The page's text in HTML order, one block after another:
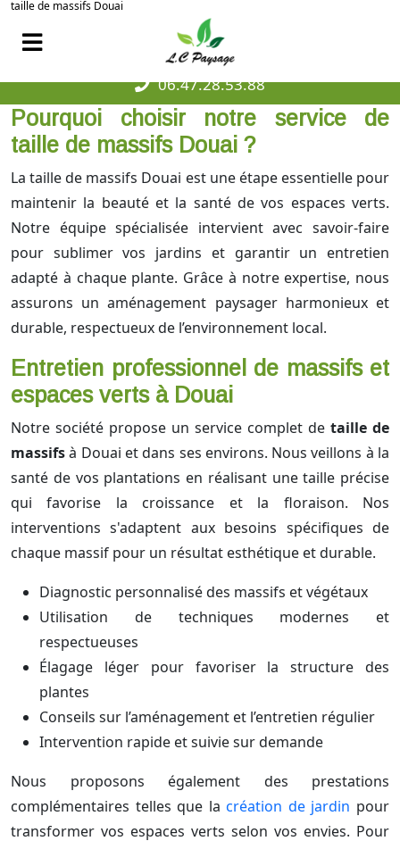
taille de massifs Douai
06.47.28.53.88
Pourquoi choisir notre service de
taille de massifs Douai ?
La taille de massifs Douai est une étape essentielle pour
maintenir la beauté et la santé de vos espaces verts.
Notre équipe spécialisée intervient avec savoir-faire
pour sublimer vos jardins et garantir un entretien
adapté à chaque plante. Grâce à notre expertise, nous
assurons un aménagement paysager harmonieux et
durable, respectueux de l’environnement local.
Entretien professionnel de massifs et
espaces verts à Douai
Notre société propose un service complet de taille de
massifsà Douai et dans ses environs. Nous veillons à la
santé de vos plantations en réalisant une taille précise
qui favorise la croissance et la floraison. Nos
interventions s'adaptent aux besoins spécifiques de
chaque massif pour un résultat esthétique et durable.
Diagnostic personnalisé des massifs et végétaux
Utilisation de techniques modernes et
respectueuses
Élagage léger pour favoriser la structure des
plantes
Conseils sur l’aménagement et l’entretien régulier
Intervention rapide et suivie sur demande
Nous proposons également des prestations
complémentaires telles que lacréation de jardin pour
transformer vos espaces verts selon vos envies. Pour